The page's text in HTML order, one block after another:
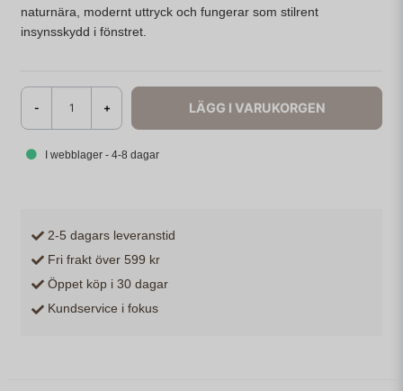
naturnära, modernt uttryck och fungerar som stilrent
insynsskydd i fönstret.
- + LÄGG I VARUKORGEN
I webblager - 4-8 dagar
2-5 dagars leveranstid
Fri frakt över 599 kr
Öppet köp i 30 dagar
Kundservice i fokus